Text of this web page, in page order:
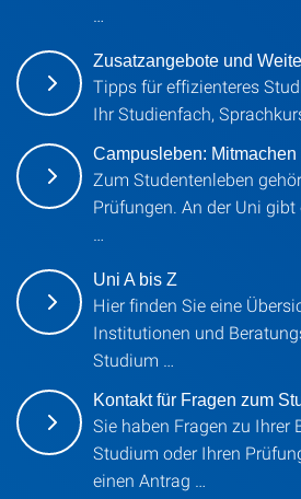
…
Zusatzangebote und
Tipps für effizienteres
Ihr Studienfach,
Campusleben:
Zum Studentenleben
Prüfungen. An der Uni
…
Uni A bis Z
Hier finden Sie eine
Institutionen und
Studium …
Kontakt für Fragen zum
Sie haben Fragen zu Ihrer
Studium oder Ihren
einen Antrag …